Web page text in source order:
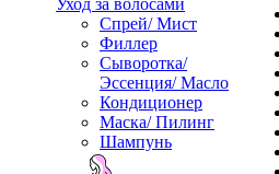
Уход за волосами
Спрей/ Мист
Филлер
Сыворотка/
Эссенция/ Масло
Кондиционер
Маска/ Пилинг
Шампунь